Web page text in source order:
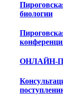
биологии
ОНЛАЙН-